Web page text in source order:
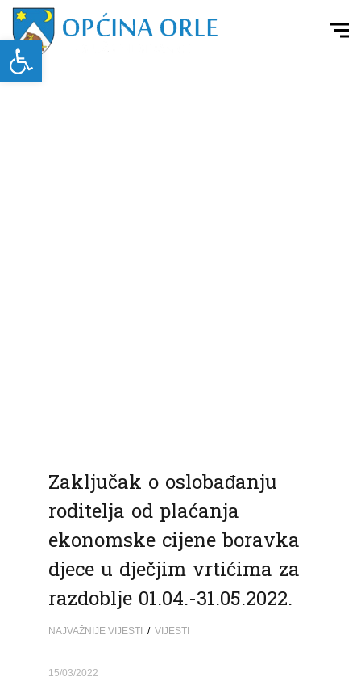
Open toolbar
Zaključak o oslobađanju
roditelja od plaćanja
ekonomske cijene boravka
djece u dječjim vrtićima za
razdoblje 01.04.-31.05.2022.
NAJVAŽNIJE VIJESTI / VIJESTI
15/03/2022